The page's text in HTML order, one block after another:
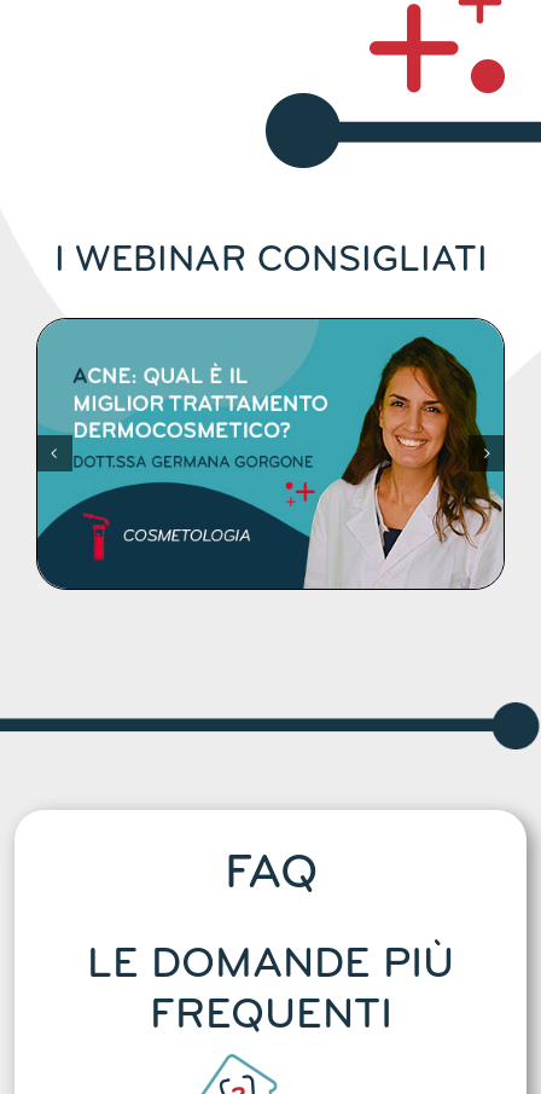
I WEBINAR CONSIGLIATI
DETTAGLI
FAQ
LE DOMANDE PIÙ
FREQUENTI